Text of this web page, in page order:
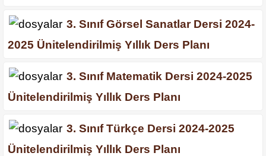
3. Sınıf Görsel Sanatlar Dersi 2024-
2025 Ünitelendirilmiş Yıllık Ders Planı
3. Sınıf Matematik Dersi 2024-2025
Ünitelendirilmiş Yıllık Ders Planı
3. Sınıf Türkçe Dersi 2024-2025
Ünitelendirilmiş Yıllık Ders Planı